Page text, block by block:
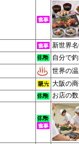
新世界
自分で
世界の
大阪の
お店の